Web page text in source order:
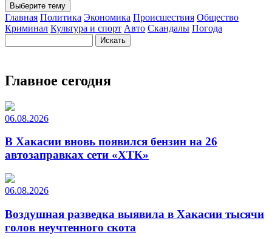
Выберите тему
Главная Политика Экономика Происшествия Общество
Криминал Культура и спорт Авто Скандалы Погода
Главное сегодня
06.08.2026
В Хакасии вновь появился бензин на 26
автозаправках сети «ХТК»
06.08.2026
Воздушная разведка выявила в Хакасии тысячи
голов неучтенного скота